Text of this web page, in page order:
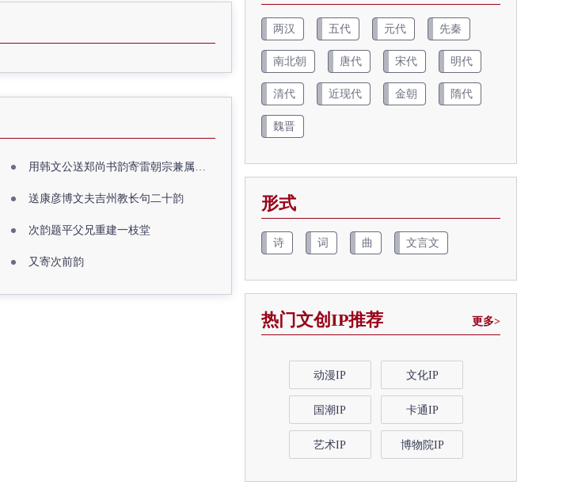
用韩文公送郑尚书韵寄雷朝宗兼属欧阳全真
送康彦博文夫吉州教长句二十韵
次韵题平父兄重建一枝堂
又寄次前韵
两汉 五代 元代 先秦
南北朝 唐代 宋代 明代
清代 近现代 金朝 隋代
魏晋
形式
诗 词 曲 文言文
热门文创IP推荐 更多>
动漫IP 文化IP
国潮IP 卡通IP
艺术IP 博物院IP